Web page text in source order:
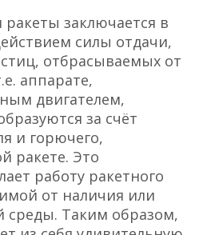
заключается в
силы отдачи,
отбрасываемых от
аппарате,
двигателем,
за счёт
и горючего,
ракете. Это
работу ракетного
от наличия или
среды. Таким образом,